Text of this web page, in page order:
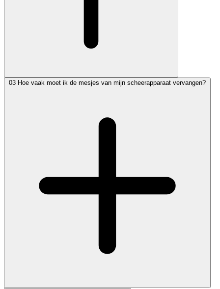
03 Hoe vaak moet ik de mesjes van mijn scheerapparaat vervangen?